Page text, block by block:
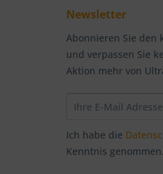
Newsletter
Abonnieren Sie den
und verpassen Sie
Aktion mehr von
Ich habe die
Kenntnis genommen.